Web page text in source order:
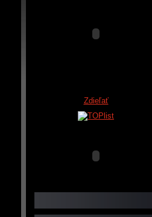
Zdieľať